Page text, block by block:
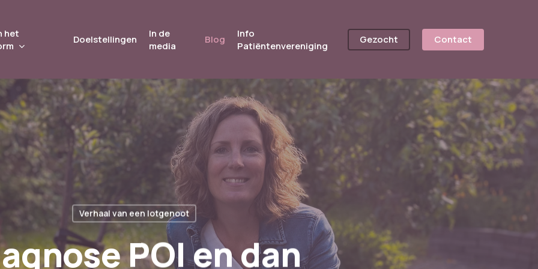
het
Doelstellingen
In de
media
Blog
Info
Patiëntenvereniging
Gezocht Contact
Verhaal van een lotgenoot
POI en dan